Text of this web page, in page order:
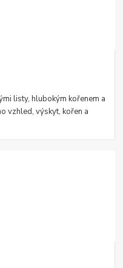
listy, hlubokým kořenem a
vzhled, výskyt, kořen a